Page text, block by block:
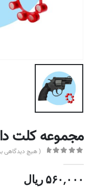
مجموعه کلت
( هیچ دیدگاهی
۵۶۰,۰۰۰ریال